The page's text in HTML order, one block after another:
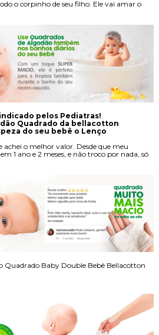
o corpinho de seu filho. Ele vai amar o
pelos Pediatras!
Quadrado da bellacotton
do seu bebê o Lenço
o melhor valor. Desde que meu
1 ano e 2 meses, e não troco por nada, só
Quadrado Baby Double Bebê Bellacotton